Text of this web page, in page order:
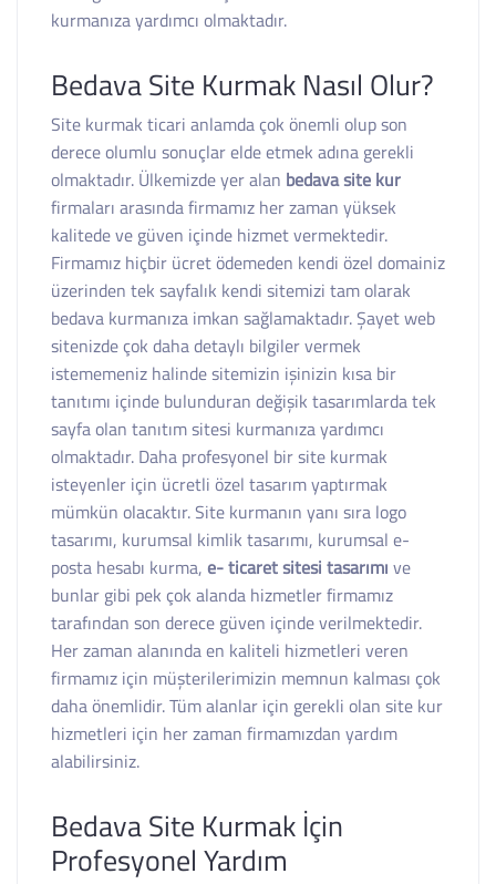
kurmanıza yardımcı olmaktadır.
Bedava Site Kurmak Nasıl Olur?
Site kurmak ticari anlamda çok önemli olup son
derece olumlu sonuçlar elde etmek adına gerekli
olmaktadır. Ülkemizde yer alan bedava site kur
firmaları arasında firmamız her zaman yüksek
kalitede ve güven içinde hizmet vermektedir.
Firmamız hiçbir ücret ödemeden kendi özel domainiz
üzerinden tek sayfalık kendi sitemizi tam olarak
bedava kurmanıza imkan sağlamaktadır. Şayet web
sitenizde çok daha detaylı bilgiler vermek
istememeniz halinde sitemizin işinizin kısa bir
tanıtımı içinde bulunduran değişik tasarımlarda tek
sayfa olan tanıtım sitesi kurmanıza yardımcı
olmaktadır. Daha profesyonel bir site kurmak
isteyenler için ücretli özel tasarım yaptırmak
mümkün olacaktır. Site kurmanın yanı sıra logo
tasarımı, kurumsal kimlik tasarımı, kurumsal e-
posta hesabı kurma, e- ticaret sitesi tasarımı ve
bunlar gibi pek çok alanda hizmetler firmamız
tarafından son derece güven içinde verilmektedir.
Her zaman alanında en kaliteli hizmetleri veren
firmamız için müşterilerimizin memnun kalması çok
daha önemlidir. Tüm alanlar için gerekli olan site kur
hizmetleri için her zaman firmamızdan yardım
alabilirsiniz.
Bedava Site Kurmak İçin
Profesyonel Yardım